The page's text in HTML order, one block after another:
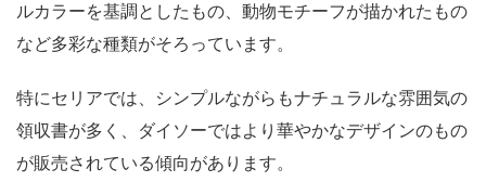
ルカラーを基調としたもの、動物モチーフが描かれたもの
など多彩な種類がそろっています。
特にセリアでは、シンプルながらもナチュラルな雰囲気の
領収書が多く、ダイソーではより華やかなデザインのもの
が販売されている傾向があります。